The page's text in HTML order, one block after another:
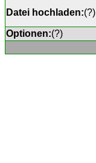
Datei hochladen:(?)
Optionen:(?)